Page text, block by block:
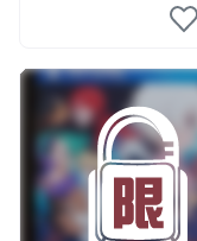
估。古董級遊戲限量收